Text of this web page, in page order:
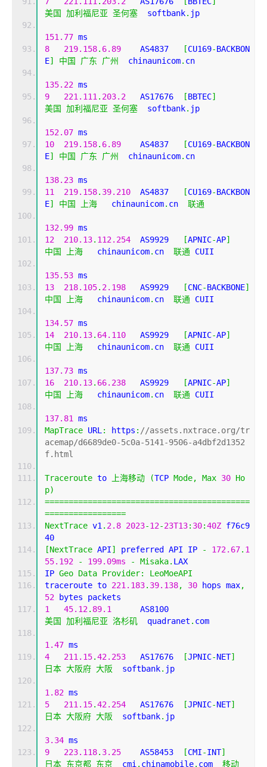
美国
加利福尼亚 圣何塞
  softbank
. jp
151.77 ms
8
219.158. 6.89
    AS4837
[CU169-BACKBON
E] 中国 广东 广州
  chinaunicom
. cn
135.22 ms
9
221.111 . 203.2
   AS17676
[BBTEC]
美国
加利福尼亚 圣何塞
  softbank
. jp
152.07 ms
10
219.158. 6.89
    AS4837
[CU169-BACKBON
E] 中国 广东 广州
  chinaunicom
. cn
138.23 ms
11
219.158. 39.210
  AS4837
[CU169-BACKBON
E] 中国 上海
   chinaunicom
. cn 联通
132.99 ms
12
210.13. 112.254
  AS9929
[APNIC-AP]
中国
上海
   chinaunicom
. cn 联通 CUII
135.53 ms
13
218.105. 2.198
   AS9929
[CNC-BACKBONE]
中国
上海
   chinaunicom
. cn 联通 CUII
134.57 ms
14
210.13. 64.110
   AS9929
[APNIC-AP]
中国
上海
   chinaunicom
. cn 联通 CUII
137.73 ms
16
210.13. 66.238
   AS9929
[APNIC-AP]
中国
上海
   chinaunicom
. cn 联通 CUII
137.81
ms
MapTrace URL : https : //assets.nxtrace.org/tr
acemap/d6689de0-5c0a-5141-9506-a4dbf2d1352
f.html
Traceroute to 上海移动 (TCP Mode, Max 30 Ho
p)
===========================================
=================
NextTrace v1 . 2.8 2023-12-23T13: 30:40Z f76c9
40
[NextTrace API] preferred API IP - 172.67. 1
55.192
- 199.09ms - Misaka. LAX
IP Geo Data Provider:
LeoMoeAPI
traceroute to 221.183. 39.138, 30 hops max,
52 bytes packets
1
45.12. 89.1
美国
加利福尼亚 洛杉矶
  quadranet
. com
1.47 ms
4
211.15.42.253
   AS17676
[JPNIC-NET]
日本 大阪府 大阪
  softbank
. jp
1.82 ms
5
211.15.42.254
   AS17676
[JPNIC-NET]
日本 大阪府 大阪
  softbank
. jp
3.34 ms
9
223.118. 3.25
    AS58453
[CMI-INT]
日本 东京都 东京
  cmi
. chinamobile. com 移动